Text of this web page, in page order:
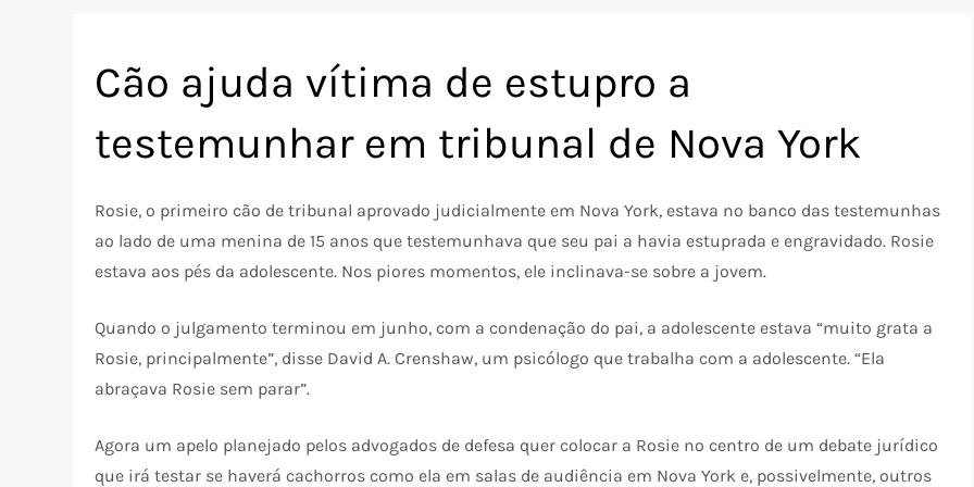
Cão ajuda vítima de estupro a
testemunhar em tribunal de Nova York
Rosie, o primeiro cão de tribunal aprovado judicialmente em Nova York, estava no banco das testemunhas
ao lado de uma menina de 15 anos que testemunhava que seu pai a havia estuprada e engravidado. Rosie
estava aos pés da adolescente. Nos piores momentos, ele inclinava-se sobre a jovem.
Quando o julgamento terminou em junho, com a condenação do pai, a adolescente estava “muito grata a
Rosie, principalmente”, disse David A. Crenshaw, um psicólogo que trabalha com a adolescente. “Ela
abraçava Rosie sem parar”.
Agora um apelo planejado pelos advogados de defesa quer colocar a Rosie no centro de um debate jurídico
que irá testar se haverá cachorros como ela em salas de audiência em Nova York e, possivelmente, outros